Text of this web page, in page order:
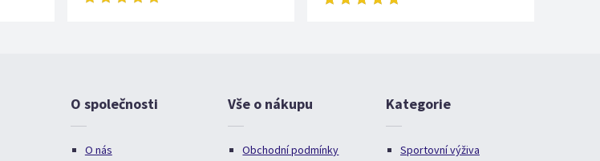
O společnosti
O nás
Vše o nákupu
Obchodní podmínky
Kategorie
Sportovní výživa